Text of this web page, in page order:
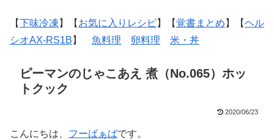
【下味冷凍 】【 お気に入りレシピ】【覚書まとめ 】【ヘル
シオAX-RS1B 】 魚料理 卵料理 米・丼
ピーマンのじゃこあえ 煮（No.065）ホッ
トクック
2020/06/23
こんにちは、 フーばぁばです。